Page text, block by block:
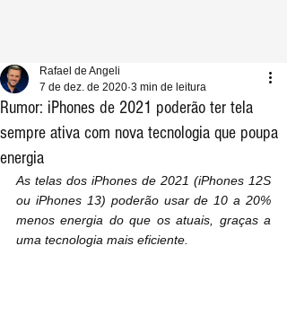
Rumor: iPhones de 2021 poderão ter tela
sempre ativa com nova tecnologia que poupa
energia
Rafael de Angeli
7 de dez. de 2020 3 min de leitura
As telas dos iPhones de 2021 (iPhones 12S
ou iPhones 13) poderão usar de 10 a 20%
menos energia do que os atuais, graças a
uma tecnologia mais eficiente.